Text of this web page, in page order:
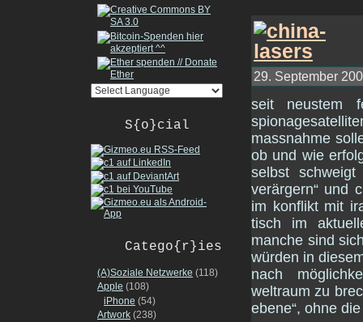
S{o}cial
Catego{r}ies
(A)Soziale Netzwerke (118)
Apple (108)
iPhone (54)
Artwork (238)
29. September
seit neustem
massnahme
ob und wie
selbst
verärgern“ und
im konflikt mit
tisch im
manche sind
würden in
nach
weltraum zu
ebene“, ohne